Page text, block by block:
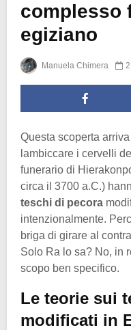
complesso
egiziano
Manuela Chimera
Questa scoperta
lambiccare i cervelli
funerario di
circa il 3700 a.C.)
teschi di pecora
intenzionalmente.
briga di girare al
Solo Ra lo sa? No, in
scopo ben specifico.
Le teorie sui
modificati in